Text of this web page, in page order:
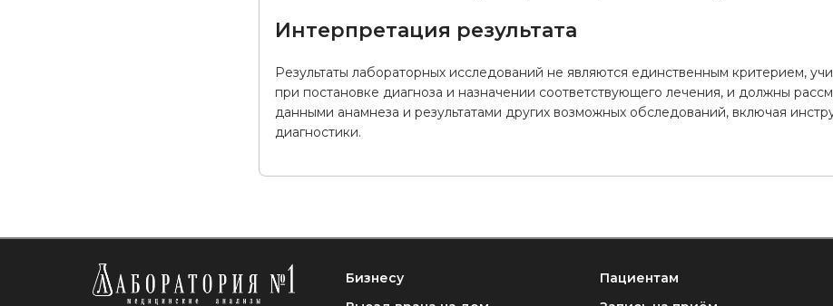
Интерпретация результата
Результаты лабораторных исследований не являются единственным критерием,
при постановке диагноза и назначении соответствующего лечения, и должны
данными анамнеза и результатами других возможных обследований, включая
диагностики.
Бизнесу
Пациентам